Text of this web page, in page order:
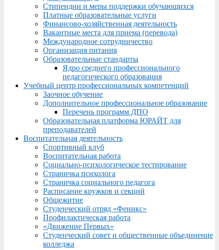
Стипендии и меры поддержки обучающихся
Платные образовательные услуги
Финансово-хозяйственная деятельность
Вакантные места для приема (перевода)
Международное сотрудничество
Организация питания
Образовательные стандарты
Ядро среднего профессионального
педагогического образования
Учебный центр профессиональных компетенций
Заочное обучение
Дополнительное профессиональное образование
Перечень программ ДПО
Образовательная платформа ЮРАЙТ для
преподавателей
Воспитательная деятельность
Спортивный клуб
Воспитательная работа
Социально-психологическое тестирование
Страничка психолога
Страничка социального педагога
Расписание кружков и секций
Общежитие
Студенческий отряд «Феникс»
Профилактическая работа
«Движение Первых»
Студенческий совет и общественные объединение
колледжа